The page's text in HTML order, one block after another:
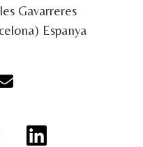
Gavarreres
Espanya